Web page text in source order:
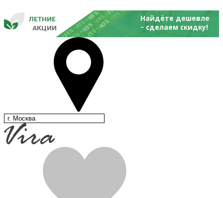
-20%
-25%
-45%
-35%-20%
-25%
-45%
-30%
-15%
-20%
-25%
-40%
АКЦИИ
ЛЕТНИЕ Найдёте дешевле
- сделаем
г. Москва